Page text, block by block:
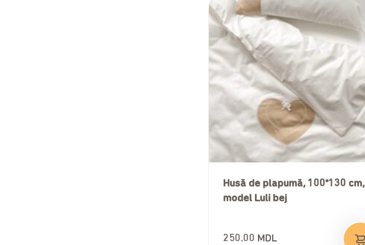
Husă de plapumă, 100*130 cm,
model Luli bej
250.00 MDL